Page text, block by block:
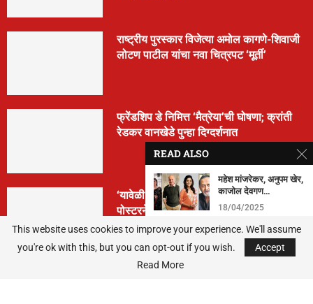
राष्ट्रीय पुरस्कार विजेत्या अमोल कागणे-शिवाजी
लोटण पाटील यांचा नवा चित्रपट ‘मूर्ती’
फ्रेंडशिप डे निमित्त ‘मैत्रेया’ची घोषणा; क्रांती
रेडकर वानखेडे पुन्हा दिग्दर्शनात
‘यावेळी तिसराच आहे!’… ‘झिम्मा ३’च्या पहिल्या
पोस्टरने वाढवला सस्पेन्स
READ ALSO
महेश मांजरेकर, अनुपम खेर,
काजोल देवगण...
18/04/2025
“I Never Thought
I’d Last 15...
This website uses cookies to improve your experience. We'll assume
you're ok with this, but you can opt-out if you wish.
Accept
Read More